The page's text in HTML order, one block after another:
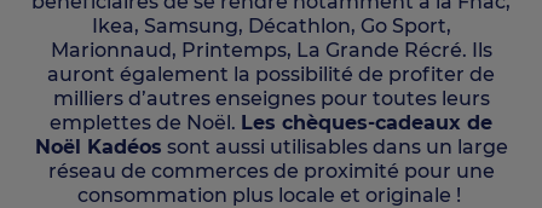
Ikea, Samsung, Décathlon, Go Sport,
Marionnaud, Printemps, La Grande Récré. Ils
auront également la possibilité de profiter de
milliers d’autres enseignes pour toutes leurs
emplettes de Noël. Les chèques-cadeaux de
Noël Kadéos sont aussi utilisables dans un large
réseau de commerces de proximité pour une
consommation plus locale et originale !